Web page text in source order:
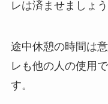
レは済ませましょう
途中休憩の時間は
レも他の人の使用
す。